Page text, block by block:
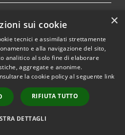
×
sui cookie
tecnici e assimilati strettamente
e alla navigazione del sito,
analitico al solo fine di elaborare
aggregate e anonime.
la cookie policy al seguente link
RIFIUTA TUTTO
DETTAGLI